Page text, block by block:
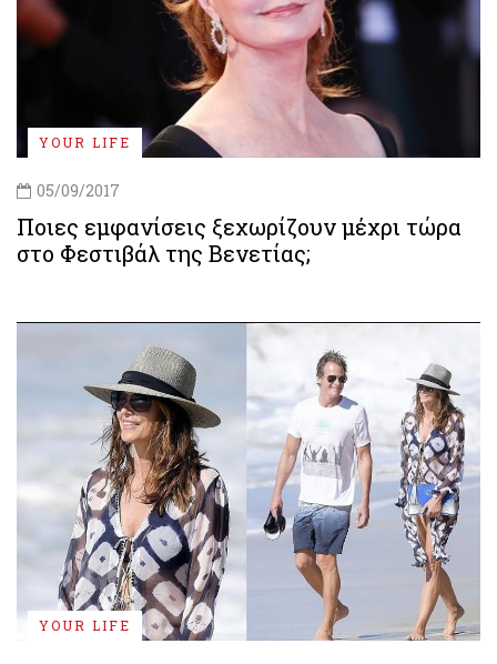
YOUR LIFE
05/09/2017
Ποιες εμφανίσεις ξεχωρίζουν μέχρι τώρα
στο Φεστιβάλ της Βενετίας;
YOUR LIFE